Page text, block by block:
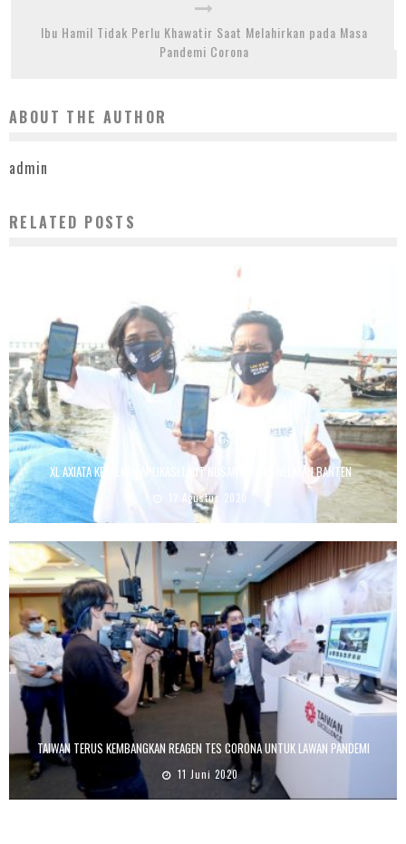
Ibu Hamil Tidak Perlu Khawatir Saat Melahirkan pada Masa
Pandemi Corona
ABOUT THE AUTHOR
admin
RELATED POSTS
XL AXIATA KENALKAN APLIKASI LAUT NUSANTARA KE NELAYAN BANTEN
12 Agustus 2020
TAIWAN TERUS KEMBANGKAN REAGEN TES CORONA UNTUK LAWAN PANDEMI
11 Juni 2020